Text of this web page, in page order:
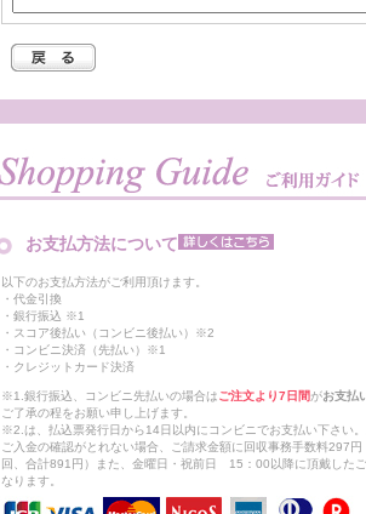
お支払方法について
以下のお支払方法がご利用頂けます。
・代金引換
・銀行振込 ※1
・スコア後払い（コンビニ後払い）※2
・コンビニ決済（先払い）※1
・クレジットカード決済
※1.銀行振込、コンビニ先払いの場合はご注文より7日間がお支払
ご了承の程をお願い申し上げます。
※2.は、払込票発行日から14日以内にコンビニでお支払い下さい
ご入金の確認がとれない場合、ご請求金額に回収事務手数料297
回、合計891円）また、金曜日・祝前日 15：00以降に頂戴した
なります。